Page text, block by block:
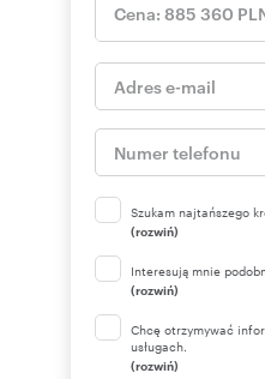
Szukam najtańszego
(rozwiń)
Interesują mnie
(rozwiń)
Chcę otrzymywać
usługach.
(rozwiń)